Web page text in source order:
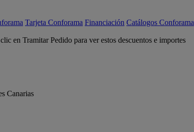
Tarjeta Conforama Financiación Catálogos Conforama
en Tramitar Pedido para ver estos descuentos e importes
Canarias